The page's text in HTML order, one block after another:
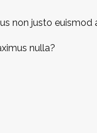
non justo euismod
nulla?